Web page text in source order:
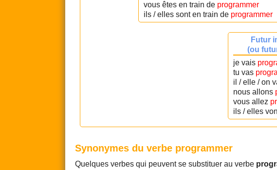
vous êtes en train de programmer
ils / elles sont en train de programmer
Futur
(ou
je vais
tu vas
il / elle / on
nous allons
vous allez
ils / elles
Synonymes du verbe programmer
Quelques verbes qui peuvent se substituer au verbe